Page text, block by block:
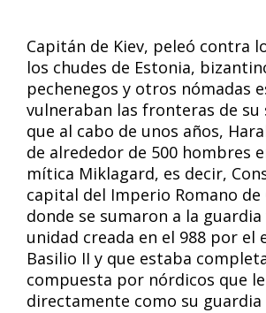
Capitán de Kiev, peleó contra
los chudes de Estonia,
pechenegos y otros nómadas
vulneraban las fronteras de su
que al cabo de unos años,
de alrededor de 500 hombres
mítica Miklagard, es decir,
capital del Imperio Romano
donde se sumaron a la guardia
unidad creada en el 988 por el
Basilio II y que estaba
compuesta por nórdicos que
directamente como su guardia